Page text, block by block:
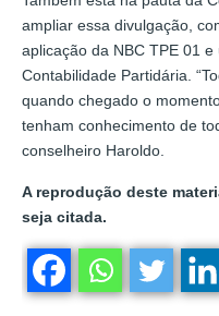
ampliar essa divulgação,
aplicação da NBC TPE 01
Contabilidade Partidária.
quando chegado o
tenham conhecimento de
conselheiro Haroldo.
A reprodução deste
seja citada.